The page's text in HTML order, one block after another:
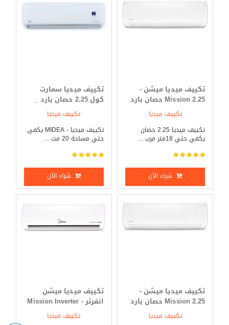
تكييف ميديا ميشن -
Mission 2.25 حصان بارد
_ ساخنتكييف ميديا
تكييف ميديا 2.25 حصان
يكفي حتي 18متر مرب ...
شراء الآن
تكييف ميديا سمارت
كول 2.25 حصان بارد _
تكييف ميديا
تكييف ميديا - MIDEA يكفى
حتي مساحة 20 مت ...
شراء الآن
تكييف ميديا ميشن -
Mission 2.25 حصان بارد
تكييف ميديا
تكييف ميديا ميشن
انفرتر - Mission Inverter
تكييف ميديا